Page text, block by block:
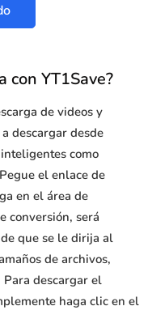
con YT1Save?
de videos y
descargar desde
como
el enlace de
en el área de
conversión, será
que se le dirija al
de archivos,
descargar el
haga clic en el